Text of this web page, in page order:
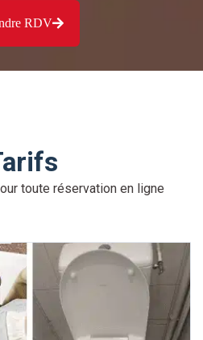
RDV
toute réservation en ligne